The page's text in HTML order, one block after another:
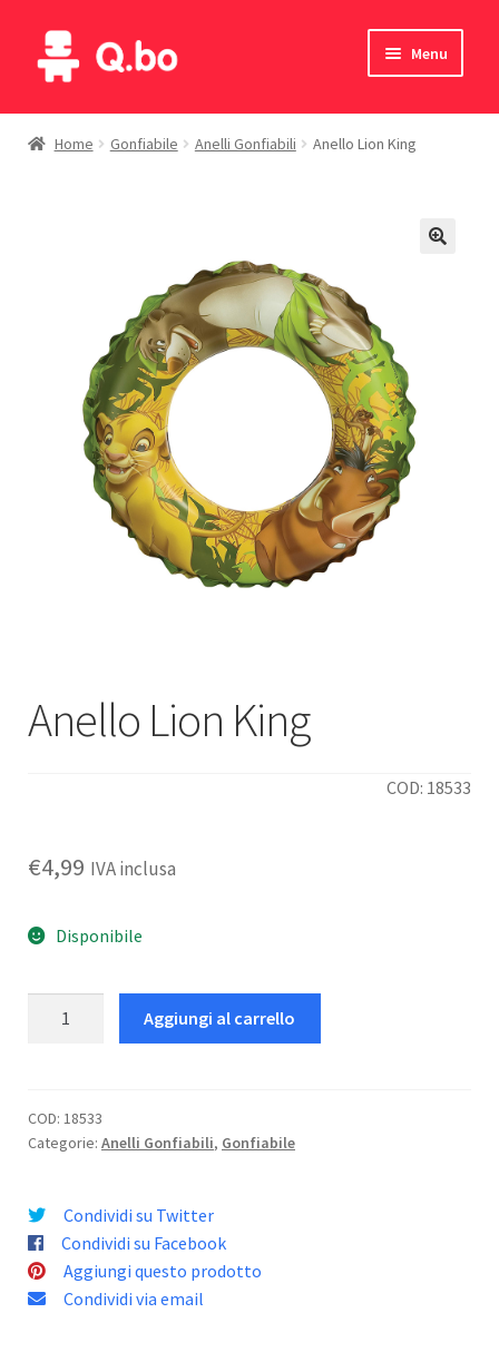
Vai
alla
Vai
al
Menu
Home
Il mio account
English
Home Gonfiabile Anelli Gonfiabili Anello Lion King
Anello Lion King
COD: 18533
€4,99 IVA inclusa
Disponibile
Aggiungi al carrello
COD: 18533
Categorie: Anelli Gonfiabili, Gonfiabile
Condividi su Twitter
Condividi su Facebook
Aggiungi questo prodotto
Condividi via email